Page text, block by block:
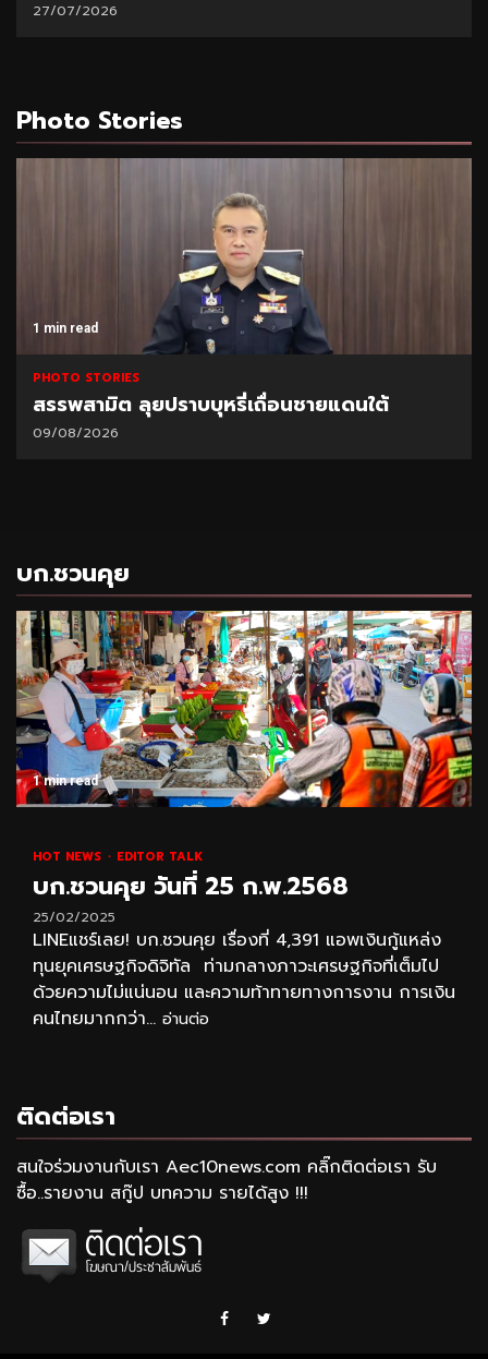
27/07/2026
Photo Stories
1 min read
PHOTO STORIES
สรรพสามิต ลุยปราบบุหรี่เถื่อนชายแดนใต้
09/08/2026
บก.ชวนคุย
1 min read
HOT NEWS EDITOR TALK
บก.ชวนคุย วันที่ 25 ก.พ.2568
25/02/2025
LINEแชร์เลย! บก.ชวนคุย เรื่องที่ 4,391 แอพเงินกู้แหล่ง
ทุนยุคเศรษฐกิจดิจิทัล ท่ามกลางภาวะเศรษฐกิจที่เต็มไป
ด้วยความไม่แน่นอน และความท้าทายทางการงาน การเงิน
คนไทยมากกว่า... อ่านต่อ
ติดต่อเรา
สนใจร่วมงานกับเรา Aec10news.com คลิ๊กติดต่อเรา รับ
ซื้อ..รายงาน สกู๊ป บทความ รายได้สูง !!!
Facebook
Twitter